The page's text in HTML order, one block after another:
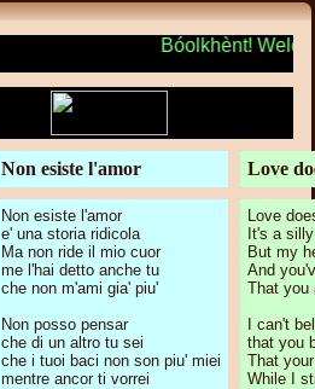
Bóolkhènt!
Non esiste l'amor Love
Non esiste l'amor
e' una storia ridicola
Ma non ride il mio cuor
me l'hai detto anche tu
che non m'ami gia' piu'
Non posso pensar
che di un altro tu sei
che i tuoi baci non son piu' miei
mentre ancor ti vorrei
Love
It's a
But my
And
That you
I can't
that you
That
While I